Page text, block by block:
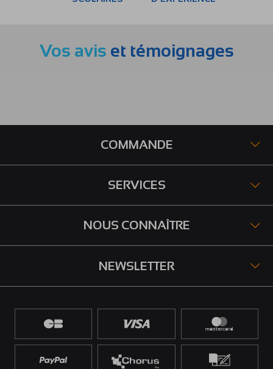
Vos avis et témoignages
COMMANDE
SERVICES
NOUS CONNAÎTRE
NEWSLETTER